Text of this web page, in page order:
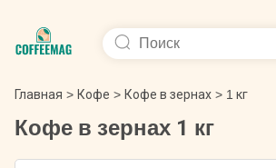
Главная > Кофе > Кофе в зернах > 1 кг
Кофе в зернах 1 кг